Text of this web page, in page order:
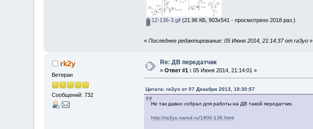
12-136-3.gif (21.96 КБ, 903x541 - просмотрено 2018 раз.)
« Последнее редактирование: 05 Июня 2014, 21:14:37 от ra3yo»
rk2y
Ветеран
Сообщений: 732
Re: ДВ передатчик
«Ответ #1 : 05 Июня 2014, 21:14:01 »
Цитата: ra3yo от 07 Декабря 2013, 18:30:57
Не так давно собрал для работы на ДВ такой передатчик.
http://ra3yo.narod.ru/1900-136.html